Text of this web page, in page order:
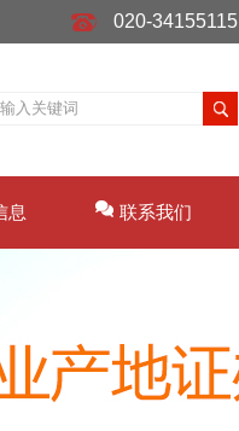
020-34155115
息 联系我们